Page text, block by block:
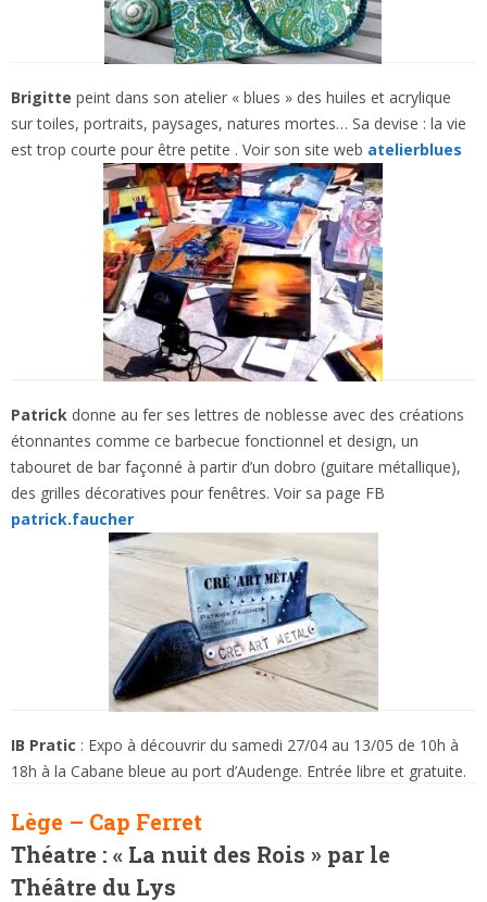
Brigitte peint dans son atelier « blues » des huiles et acrylique
sur toiles, portraits, paysages, natures mortes… Sa devise : la vie
est trop courte pour être petite . Voir son site web atelierblues
Patrick donne au fer ses lettres de noblesse avec des créations
étonnantes comme ce barbecue fonctionnel et design, un
tabouret de bar façonné à partir d’un dobro (guitare métallique),
des grilles décoratives pour fenêtres. Voir sa page FB
patrick.faucher
IB Pratic : Expo à découvrir du samedi 27/04 au 13/05 de 10h à
18h à la Cabane bleue au port d’Audenge. Entrée libre et gratuite.
Lège – Cap Ferret
Théatre : « La nuit des Rois » par le
Théâtre du Lys